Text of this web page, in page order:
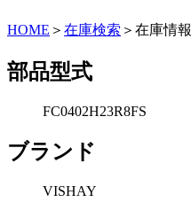
HOME ＞ 在庫検索 ＞在庫情報
部品型式
FC0402H23R8FS
ブランド
VISHAY